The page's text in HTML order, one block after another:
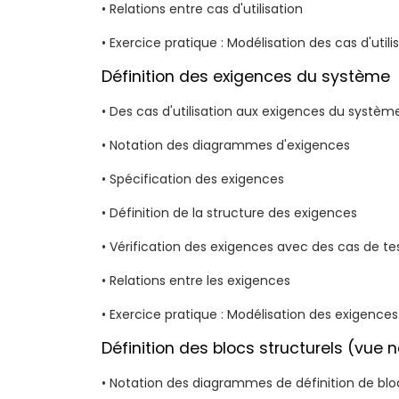
• Relations entre cas d'utilisation
• Exercice pratique : Modélisation des cas
Définition des exigences du système
• Des cas d'utilisation aux exigences du
• Notation des diagrammes d'exigences
• Spécification des exigences
• Définition de la structure des exigences
• Vérification des exigences avec des cas de
• Relations entre les exigences
• Exercice pratique : Modélisation des exigences
Définition des blocs structurels (vue
• Notation des diagrammes de définition de